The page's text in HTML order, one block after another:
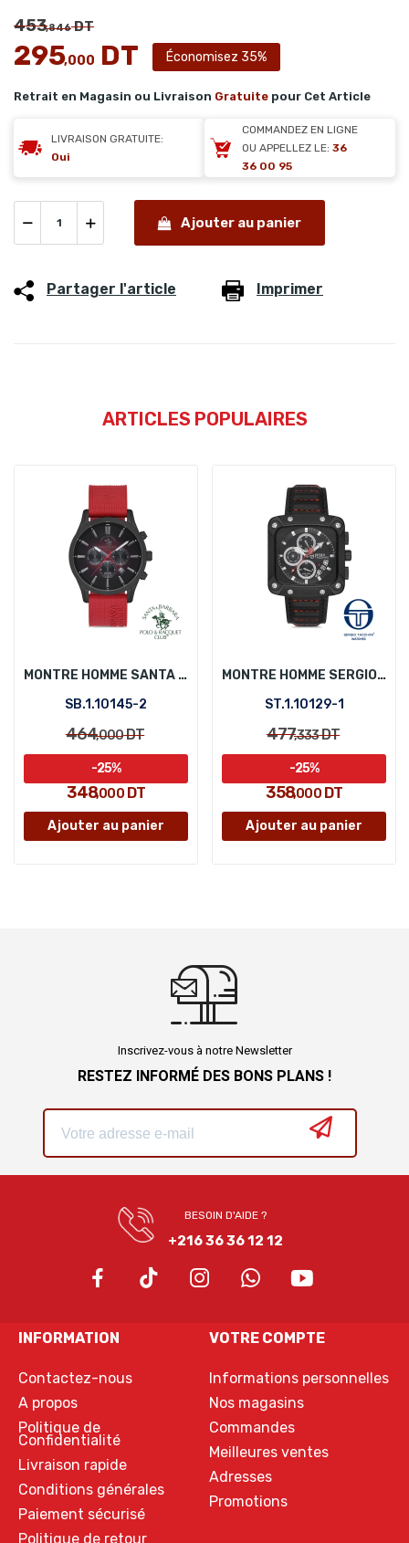
453,846DT
295,000 DT Économisez 35%
Retrait en Magasin ou Livraison Gratuite pour Cet Article
LIVRAISON GRATUITE:
Oui
COMMANDEZ EN LIGNE
OU APPELLEZ LE: 36
36 00 95
Ajouter au panier
Partager l'article Imprimer
ARTICLES POPULAIRES
MONTRE HOMME SANTA BARBARA POLO SB.1.10145-2
SB.1.10145-2
464,000DT
348,000DT
-25%
Ajouter au panier
MONTRE HOMME SERGIO TACCHINI ST.1.10129-1
ST.1.10129-1
477,333DT
358,000DT
-25%
Ajouter au panier
Inscrivez-vous à notre Newsletter
RESTEZ INFORMÉ DES BONS PLANS !
BESOIN D'AIDE ?
+216 36 36 12 12
INFORMATION
Contactez-nous
A propos
Politique de
Confidentialité
Livraison rapide
Conditions générales
Paiement sécurisé
Politique de retour
VOTRE COMPTE
Informations personnelles
Nos magasins
Commandes
Meilleures ventes
Adresses
Promotions